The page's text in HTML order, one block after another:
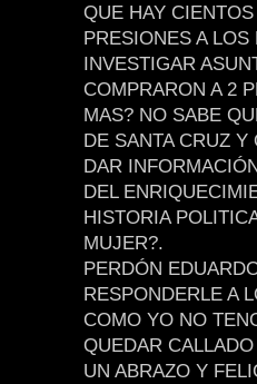
QUE HAY
PRESIONES A
INVESTIGAR
COMPRARON A 2
MAS? NO SABE
DE SANTA CRUZ
DAR
DEL
HISTORIA
MUJER?.
PERDÓN
RESPONDERLE A
COMO YO NO
QUEDAR
UN ABRAZO Y